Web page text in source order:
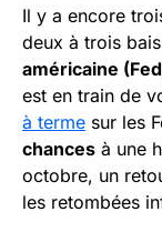
Il y a encore
deux à trois
américaine
est en train de
à terme sur les
chances à une
octobre, un
les retombées